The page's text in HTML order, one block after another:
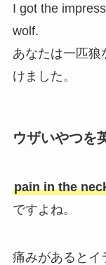
I got the
wolf.
あなたは一匹狼
けました。
ウザいやつを
pain in the
ですよね。
痛みがあるとイ